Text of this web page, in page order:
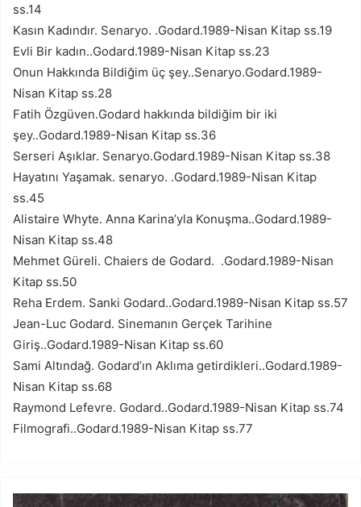
ss.14
Kasın Kadındır. Senaryo. .Godard.1989-Nisan Kitap ss.19
Evli Bir kadın..Godard.1989-Nisan Kitap ss.23
Onun Hakkında Bildiğim üç şey..Senaryo.Godard.1989-
Nisan Kitap ss.28
Fatih Özgüven.Godard hakkında bildiğim bir iki
şey..Godard.1989-Nisan Kitap ss.36
Serseri Aşıklar. Senaryo.Godard.1989-Nisan Kitap ss.38
Hayatını Yaşamak. senaryo. .Godard.1989-Nisan Kitap
ss.45
Alistaire Whyte. Anna Karina’yla Konuşma..Godard.1989-
Nisan Kitap ss.48
Mehmet Güreli. Chaiers de Godard. .Godard.1989-Nisan
Kitap ss.50
Reha Erdem. Sanki Godard..Godard.1989-Nisan Kitap ss.57
Jean-Luc Godard. Sinemanın Gerçek Tarihine
Giriş..Godard.1989-Nisan Kitap ss.60
Sami Altındağ. Godard’ın Aklıma getirdikleri..Godard.1989-
Nisan Kitap ss.68
Raymond Lefevre. Godard..Godard.1989-Nisan Kitap ss.74
Filmografi..Godard.1989-Nisan Kitap ss.77